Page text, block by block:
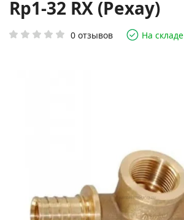
Rp1-32 RX (Рехау)
0 отзывов На складе